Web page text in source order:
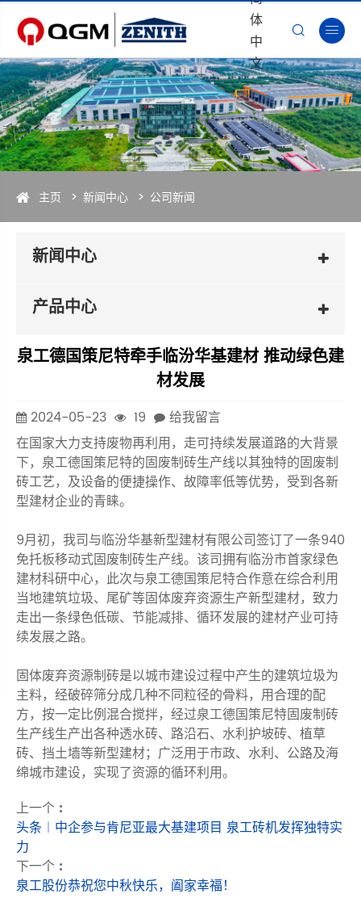
体
中
文
 
主页 新闻中心 公司新闻
新闻中心
产品中心
泉工德国策尼特牵手临汾华基建材 推动绿色建
材发展
2024-05-23 19
给我留言
在国家大力支持废物再利用，走可持续发展道路的大背景
下，泉工德国策尼特的固废制砖生产线以其独特的固废制
砖工艺，及设备的便捷操作、故障率低等优势，受到各新
型建材企业的青睐。
9月初，我司与临汾华基新型建材有限公司签订了一条940
免托板移动式固废制砖生产线。该司拥有临汾市首家绿色
建材科研中心，此次与泉工德国策尼特合作意在综合利用
当地建筑垃圾、尾矿等固体废弃资源生产新型建材，致力
走出一条绿色低碳、节能减排、循环发展的建材产业可持
续发展之路。
固体废弃资源制砖是以城市建设过程中产生的建筑垃圾为
主料，经破碎筛分成几种不同粒径的骨料，用合理的配
方，按一定比例混合搅拌，经过泉工德国策尼特固废制砖
生产线生产出各种透水砖、路沿石、水利护坡砖、植草
砖、挡土墙等新型建材；广泛用于市政、水利、公路及海
绵城市建设，实现了资源的循环利用。
上一个 :
头条︱中企参与肯尼亚最大基建项目 泉工砖机发挥独特实
力
下一个 :
泉工股份恭祝您中秋快乐，阖家幸福！